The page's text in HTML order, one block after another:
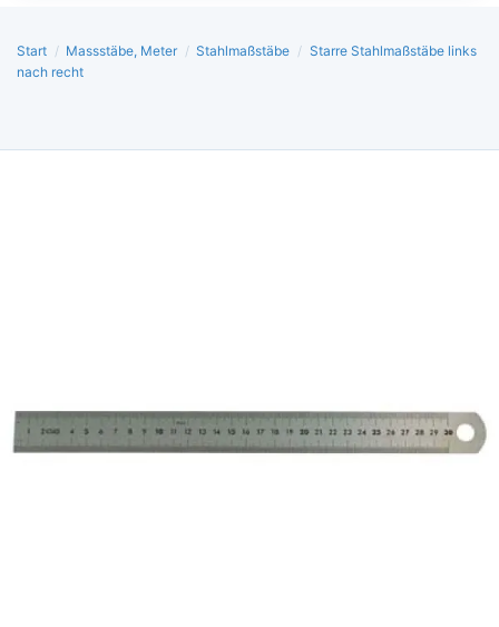
Start / Massstäbe, Meter / Stahlmaßstäbe / Starre Stahlmaßstäbe links
nach recht